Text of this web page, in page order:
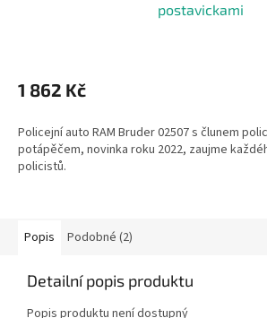
postavickami
1 862 Kč
Policejní auto RAM Bruder 02507 s člunem
potápěčem, novinka roku 2022, zaujme
policistů.
Popis Podobné (2)
Detailní popis produktu
Popis produktu není dostupný